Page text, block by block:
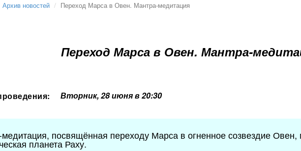
Архив новостей Переход Марса в Овен. Мантра-медитация
Переход Марса в Овен. Мантра-
Вторник, 28 июня в 20:30
посвящённая переходу Марса в огненное созвездие Овен,
планета Раху.